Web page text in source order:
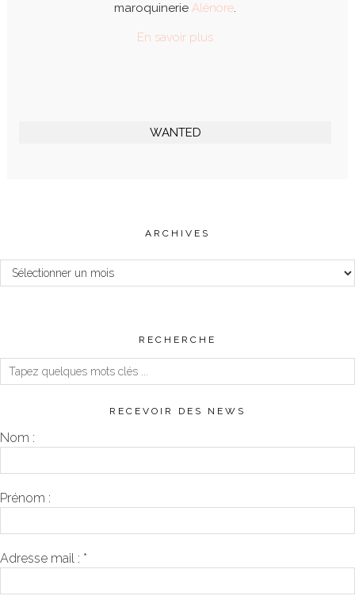
maroquinerie Alénore.
En savoir plus
WANTED
ARCHIVES
Archives
RECHERCHE
RECEVOIR DES NEWS
Nom :
Prénom :
Adresse mail : *